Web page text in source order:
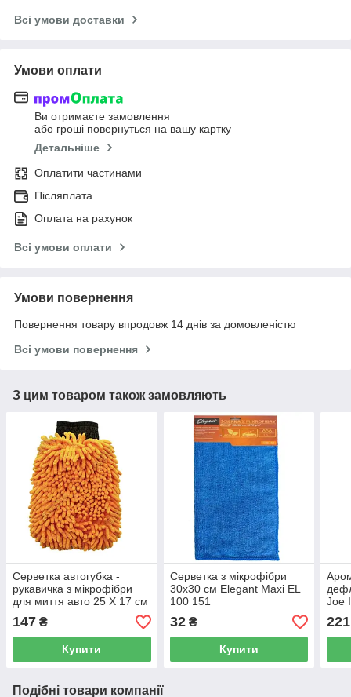
Всі умови доставки
Умови оплати
Ви отримаєте замовлення
або гроші повернуться на вашу картку
Детальніше
Оплатити частинами
Післяплата
Оплата на рахунок
Всі умови оплати
Умови повернення
Повернення товару впродовж 14 днів за домовленістю
Всі умови повернення
З цим товаром також замовляють
Серветка автогубка -
рукавичка з мікрофібри
для миття авто 25 Х 17 см
Elegant Maxi EL 100 153
147 ₴
Купити
Серветка з мікрофібри
30x30 см Elegant Maxi EL
100 151
32₴
Купити
Joe
221
Подібні товари компанії